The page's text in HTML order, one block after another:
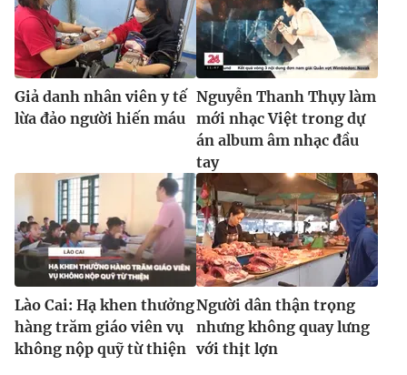
Email:toasoan@vtv.vn
Liên hệ quảng cáo:024-7300.7108
® Cấm sao chép dưới mọi hình thức nếu không có sự chấp
thuận bằng văn bản. Ghi rõ nguồn VTV.vn khi phát hành lại
thông tin từ website này.
Giả danh nhân viên y tế
lừa đảo người hiến máu
Nguyễn Thanh Thụy làm
mới nhạc Việt trong dự
án album âm nhạc đầu
tay
Lào Cai: Hạ khen thưởng
hàng trăm giáo viên vụ
không nộp quỹ từ thiện
Người dân thận trọng
nhưng không quay lưng
với thịt lợn